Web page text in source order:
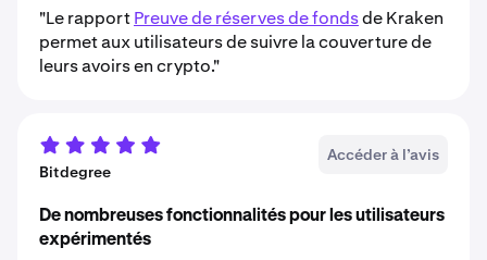
"Le rapportPreuve de réserves de fondsde Kraken
permet aux utilisateurs de suivre la couverture de
leurs avoirs en crypto."
Bitdegree
Accéder à l’avis
De nombreuses fonctionnalités pour les utilisateurs
expérimentés